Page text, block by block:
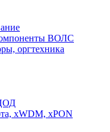
ВОЛС
оргтехника
xWDM, xPON